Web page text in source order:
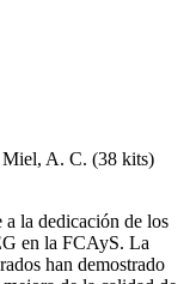
Miel, A. C. (38 kits)
a la dedicación de los
en la FCAyS. La
han demostrado